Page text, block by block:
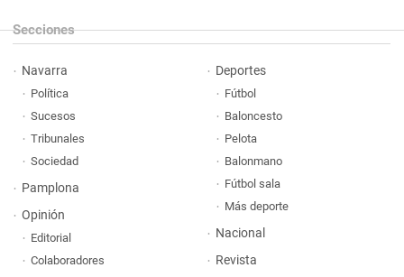
Secciones
Navarra
Política
Sucesos
Tribunales
Sociedad
Pamplona
Opinión
Editorial
Colaboradores
Deportes
Fútbol
Baloncesto
Pelota
Balonmano
Fútbol sala
Más deporte
Nacional
Revista